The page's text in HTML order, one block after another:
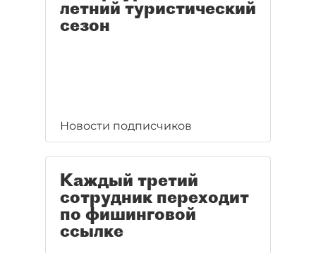
летний туристический
сезон
Новости подписчиков
Каждый третий
сотрудник переходит
по фишинговой
ссылке